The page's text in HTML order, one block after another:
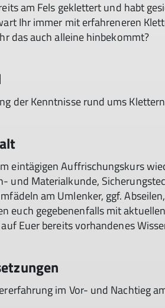
am Fels geklettert und habt
Ihr immer mit erfahreneren
das auch alleine hinbekommt?
der Kenntnisse rund ums
eintägigen Auffrischungskurs
und Materialkunde,
am Umlenker, ggf.
euch gegebenenfalls mit
Euer bereits vorhandenes
im Vor- und Nachtieg